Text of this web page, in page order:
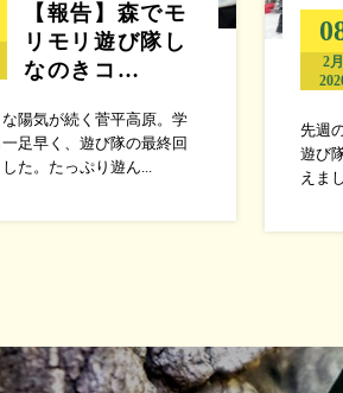
【報告】森でモ
リモリ遊び隊し
なのきコ…
陽気が続く菅平高原。学
足早く、遊び隊の最終回
た。たっぷり遊ん...
2月
先週
遊び
えま